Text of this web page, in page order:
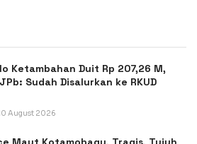
Ketambahan Duit Rp 207,26 M,
Sudah Disalurkan ke RKUD
August 2026